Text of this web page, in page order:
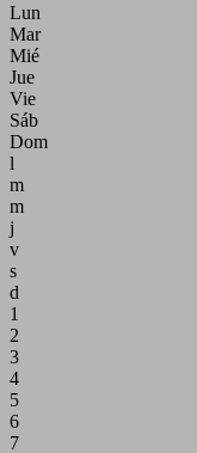
Lun
Mar
Mié
Jue
Vie
Sáb
Dom
l
m
m
j
v
s
d
1
2
3
4
5
6
7